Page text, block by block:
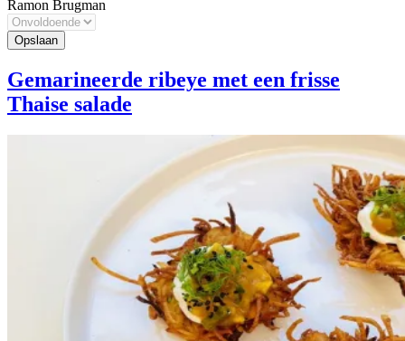
Ramon Brugman
Gemarineerde ribeye met een frisse
Thaise salade